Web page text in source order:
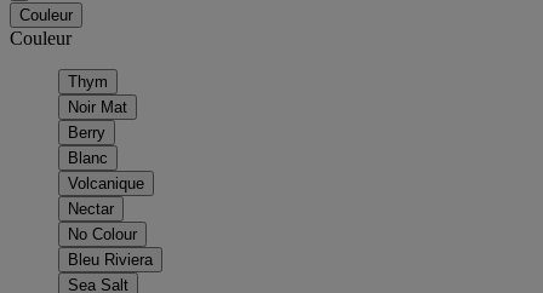
Couleur
Couleur
Thym
Noir Mat
Berry
Blanc
Volcanique
Nectar
No Colour
Bleu Riviera
Sea Salt